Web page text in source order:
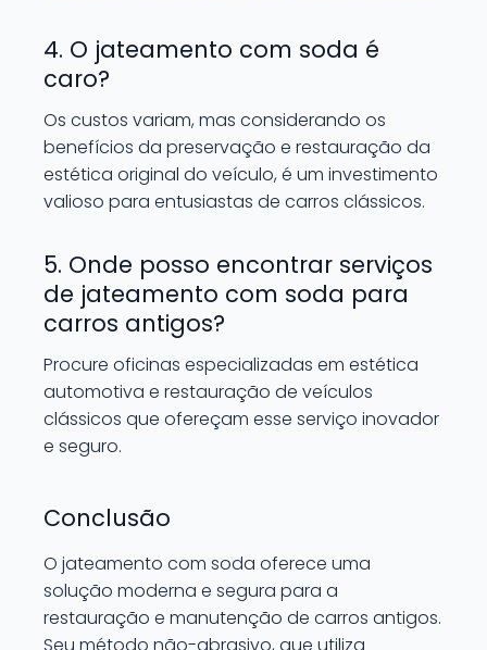
4. O jateamento com soda é
caro?
Os custos variam, mas considerando os
benefícios da preservação e restauração da
estética original do veículo, é um investimento
valioso para entusiastas de carros clássicos.
5. Onde posso encontrar serviços
de jateamento com soda para
carros antigos?
Procure oficinas especializadas em estética
automotiva e restauração de veículos
clássicos que ofereçam esse serviço inovador
e seguro.
Conclusão
O jateamento com soda oferece uma
solução moderna e segura para a
restauração e manutenção de carros antigos.